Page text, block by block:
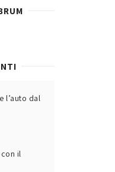
l’auto dal
il